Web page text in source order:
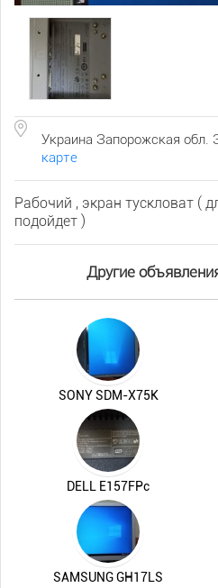
Украина Запорожская обл.
карте
Рабочий , экран тускловат (
подойдет )
Другие
SONY SDM-X75K
DELL E157FPc
SAMSUNG GH17LS